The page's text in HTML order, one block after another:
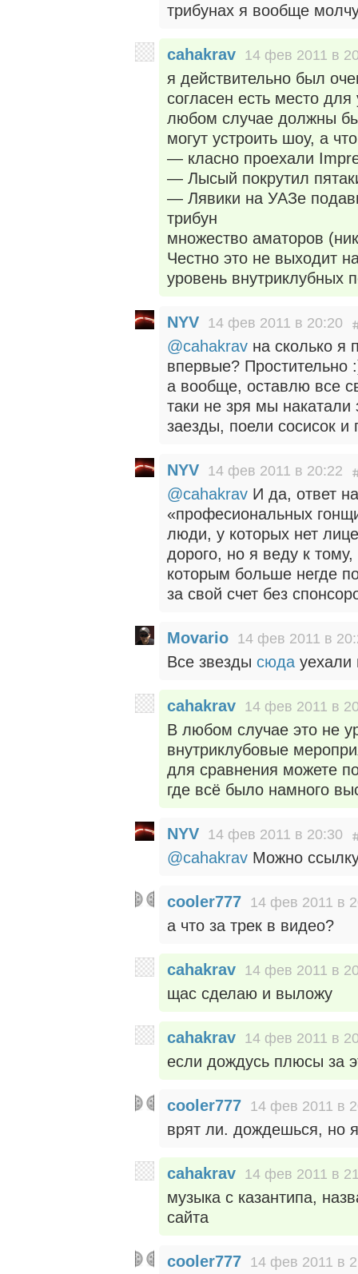
трибунах я вообще
cahakrav 14 фев 2011 в
я действительно был
согласен есть место
любом случае должны
могут устроить шоу, а
— класно проехали
— Лысый покрутил
— Лявики на УАЗе
трибун
множество аматоров
Честно это не выходит
уровень внутриклубных
NYV 14 фев 2011 в 20:20
@cahakrav на сколько я
впервые? Простительно
а вообще, оставлю все
таки не зря мы
заезды, поели сосисок и
NYV 14 фев 2011 в 20:22
@cahakrav И да, ответ
«професиональных
люди, у которых нет
дорого, но я веду к
которым больше негде
за свой счет без
Movario 14 фев 2011 в
Все звезды сюда уехали
cahakrav 14 фев 2011 в
В любом случае это не
внутриклубовые
для сравнения можете
где всё было намного
NYV 14 фев 2011 в 20:30
@cahakrav Можно
cooler777 14 фев 2011 в
а что за трек в видео?
cahakrav 14 фев 2011 в
щас сделаю и выложу
cahakrav 14 фев 2011 в
если дождусь плюсы за
cooler777 14 фев 2011 в
врят ли. дождешься, но
cahakrav 14 фев 2011 в
музыка с казантипа,
сайта
cooler777 14 фев 2011 в